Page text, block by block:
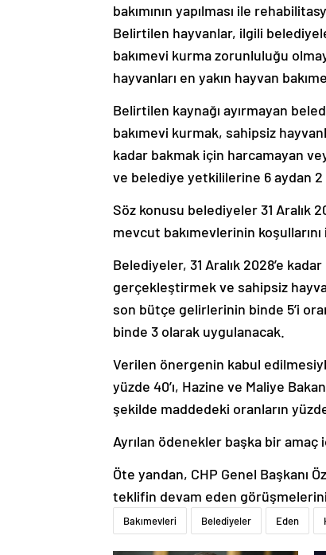
bakımının yapılması ile
Belirtilen hayvanlar, ilgili
bakımevi kurma zorunluluğu
hayvanları en yakın hayvan
Belirtilen kaynağı ayırmayan
bakımevi kurmak, sahipsiz
kadar bakmak için harcamayan
ve belediye yetkililerine 6 aydan 2
Söz konusu belediyeler 31 Aralık
mevcut bakımevlerinin
Belediyeler, 31 Aralık 2028’e
gerçekleştirmek ve sahipsiz
son bütçe gelirlerinin binde 5’i
binde 3 olarak uygulanacak.
Verilen önergenin kabul
yüzde 40’ı, Hazine ve Maliye
şekilde maddedeki oranların
Ayrılan ödenekler başka bir amaç
Öte yandan, CHP Genel Başkanı
teklifin devam eden
Bakımevleri Belediyeler Eden